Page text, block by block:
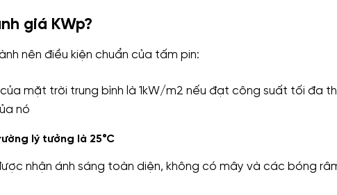
giá KWp?
nên điều kiện chuẩn của tấm pin:
mặt trời trung bình là 1kW/m2 nếu đạt công suất tối đa
nó
lý tưởng là 25°C
nhận ánh sáng toàn diện, không có mây và các bóng